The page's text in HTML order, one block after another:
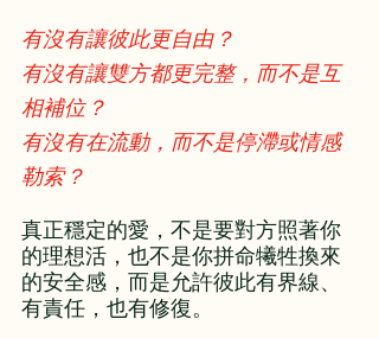
有沒有讓彼此更自由？
有沒有讓雙方都更完整，而不是互
相補位？
有沒有在流動，而不是停滯或情感
勒索？
真正穩定的愛，不是要對方照著你
的理想活，也不是你拼命犧牲換來
的安全感，而是允許彼此有界線、
有責任，也有修復。